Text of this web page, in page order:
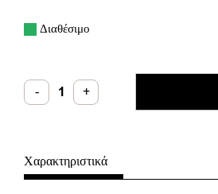
Διαθέσιμο
- Shemax
Απορροφητήρας
Επιτραπέζιος
2.0
ποσότητα
+
Χαρακτηριστικά